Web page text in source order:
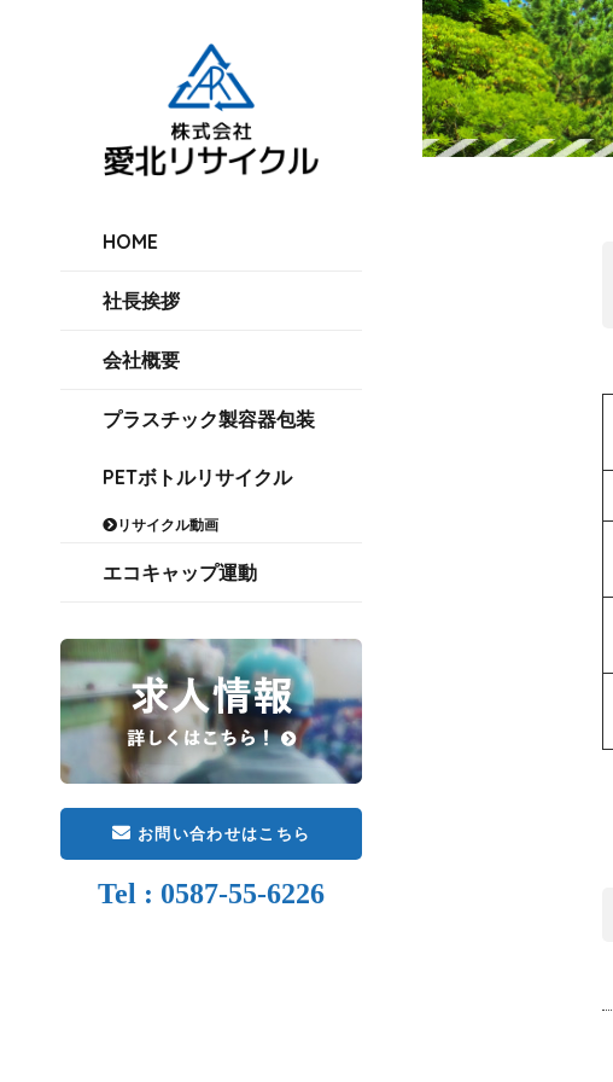
HOME
社長挨拶
会社概要
プラスチック製容器包装
PETボトルリサイクル
リサイクル動画
エコキャップ運動
お問い合わせはこちら
Tel : 0587-55-6226